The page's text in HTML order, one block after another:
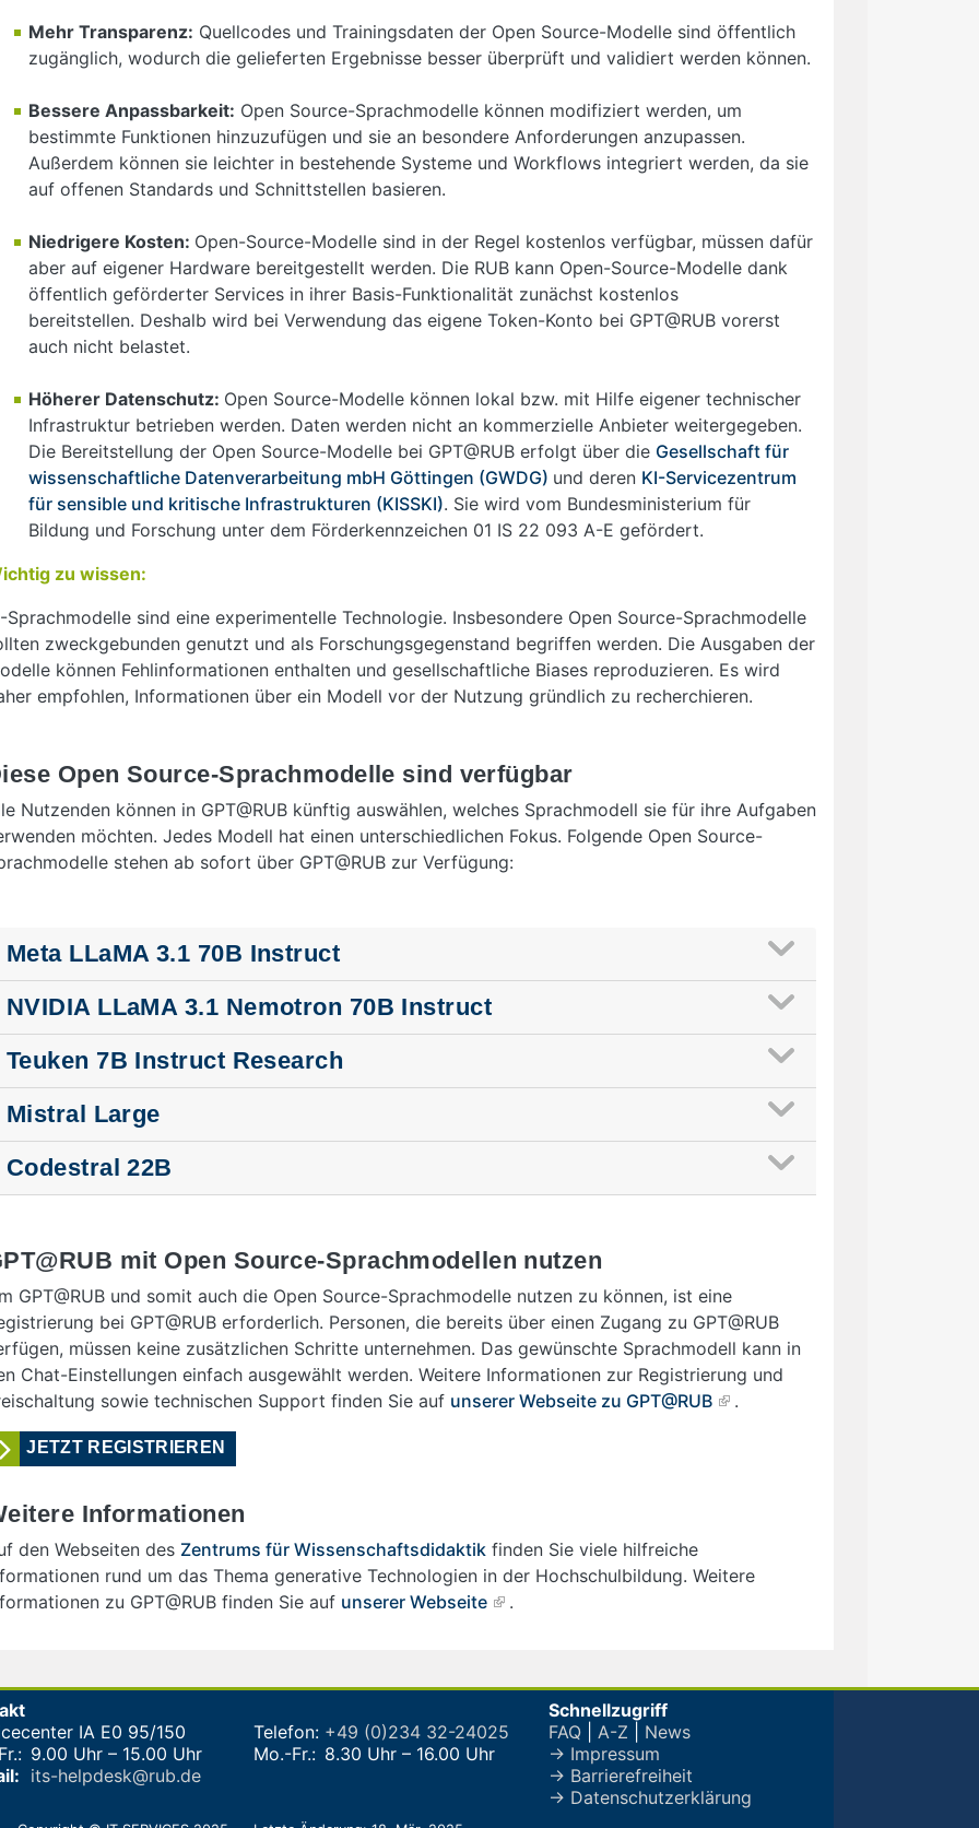
Mehr Transparenz: Quellcodes und Trainingsdaten der Open Source-Modelle sind öffentlich
zugänglich, wodurch die gelieferten Ergebnisse besser überprüft und validiert werden können.
Bessere Anpassbarkeit: Open Source-Sprachmodelle können modifiziert werden, um
bestimmte Funktionen hinzuzufügen und sie an besondere Anforderungen anzupassen.
Außerdem können sie leichter in bestehende Systeme und Workflows integriert werden, da sie
auf offenen Standards und Schnittstellen basieren.
Niedrigere Kosten: Open-Source-Modelle sind in der Regel kostenlos verfügbar, müssen dafür
aber auf eigener Hardware bereitgestellt werden. Die RUB kann Open-Source-Modelle dank
öffentlich geförderter Services in ihrer Basis-Funktionalität zunächst kostenlos
bereitstellen. Deshalb wird bei Verwendung das eigene Token-Konto bei GPT@RUB vorerst
auch nicht belastet.
Höherer Datenschutz: Open Source-Modelle können lokal bzw. mit Hilfe eigener technischer
Infrastruktur betrieben werden. Daten werden nicht an kommerzielle Anbieter weitergegeben.
Die Bereitstellung der Open Source-Modelle bei GPT@RUB erfolgt über die Gesellschaft für
wissenschaftliche Datenverarbeitung mbH Göttingen (GWDG) und deren KI-Servicezentrum
für sensible und kritische Infrastrukturen (KISSKI). Sie wird vom Bundesministerium für
Bildung und Forschung unter dem Förderkennzeichen 01 IS 22 093 A-E gefördert.
zu wissen:
Sprachmodelle sind eine experimentelle Technologie. Insbesondere Open Source-Sprachmodelle
zweckgebunden genutzt und als Forschungsgegenstand begriffen werden. Die Ausgaben der
können Fehlinformationen enthalten und gesellschaftliche Biases reproduzieren. Es wird
empfohlen, Informationen über ein Modell vor der Nutzung gründlich zu recherchieren.
Open Source-Sprachmodelle sind verfügbar
Nutzenden können in GPT@RUB künftig auswählen, welches Sprachmodell sie für ihre Aufgaben
möchten. Jedes Modell hat einen unterschiedlichen Fokus. Folgende Open Source-
stehen ab sofort über GPT@RUB zur Verfügung:
Meta LLaMA 3.1 70B Instruct
NVIDIA LLaMA 3.1 Nemotron 70B Instruct
Teuken 7B Instruct Research
Mistral Large
Codestral 22B
mit Open Source-Sprachmodellen nutzen
GPT@RUB und somit auch die Open Source-Sprachmodelle nutzen zu können, ist eine
bei GPT@RUB erforderlich. Personen, die bereits über einen Zugang zu GPT@RUB
müssen keine zusätzlichen Schritte unternehmen. Das gewünschte Sprachmodell kann in
Chat-Einstellungen einfach ausgewählt werden. Weitere Informationen zur Registrierung und
sowie technischen Support finden Sie auf unserer Webseite zu GPT@RUB .
JETZT REGISTRIEREN
Informationen
den Webseiten des Zentrums für Wissenschaftsdidaktik finden Sie viele hilfreiche
rund um das Thema generative Technologien in der Hochschulbildung. Weitere
zu GPT@RUB finden Sie auf unserer Webseite .
IA E0 95/150
9.00 Uhr – 15.00 Uhr
its-helpdesk@rub.de
Telefon: +49 (0)234 32-24025
Mo.-Fr.: 8.30 Uhr – 16.00 Uhr
Schnellzugriff
FAQ| A-Z
News
→ Impressum
→ Barrierefreiheit
→ Datenschutzerklärung